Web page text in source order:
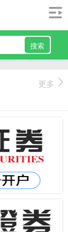
搜索
更多